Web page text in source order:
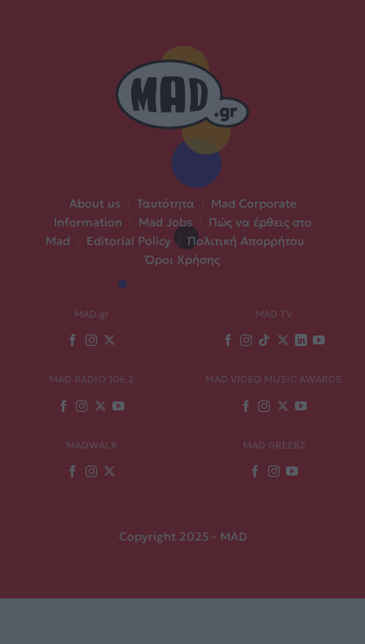
About us Ταυτότητα
Mad Corporate
Information
Mad Jobs
Πώς να έρθεις στο
Mad
Editorial Policy Πολιτική Απορρήτου
Όροι Χρήσης
MAD.gr MAD TV
MAD RADIO 106,2 MAD VIDEO MUSIC AWARDS
MADWALK MAD GREEKZ
Copyright 2025 - MAD